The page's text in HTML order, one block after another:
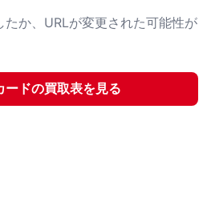
か、URLが変更された可能性が
ードの買取表を見る